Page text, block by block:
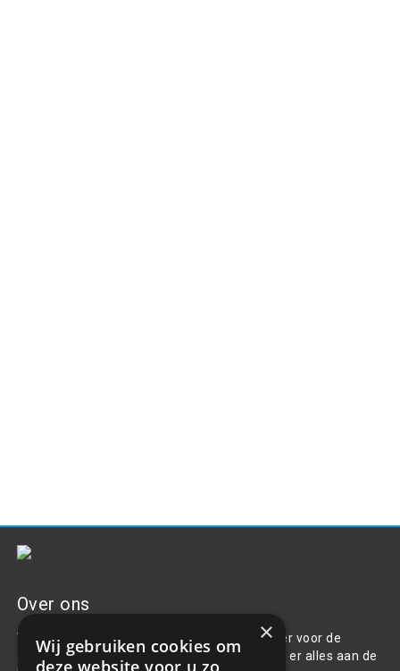
Over ons
Welkom bij R&R Parts Automotive, uw partner voor de
aanschaf van alle auto accessoires. Wij doen er alles aan de
×
Wij gebruiken cookies om
deze website voor u zo